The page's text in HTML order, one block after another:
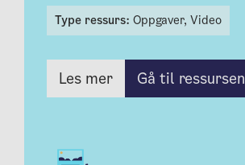
Type ressurs: Oppgaver, Video
Les mer Gå til ressursen